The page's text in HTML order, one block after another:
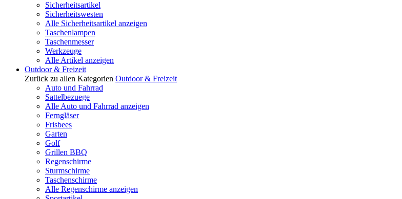
Sicherheitsartikel
Sicherheitswesten
Alle Sicherheitsartikel anzeigen
Taschenlampen
Taschenmesser
Werkzeuge
Alle Artikel anzeigen
Outdoor & Freizeit
Zurück zu allen Kategorien Outdoor & Freizeit
Auto und Fahrrad
Sattelbezuege
Alle Auto und Fahrrad anzeigen
Ferngläser
Frisbees
Garten
Golf
Grillen BBQ
Regenschirme
Sturmschirme
Taschenschirme
Alle Regenschirme anzeigen